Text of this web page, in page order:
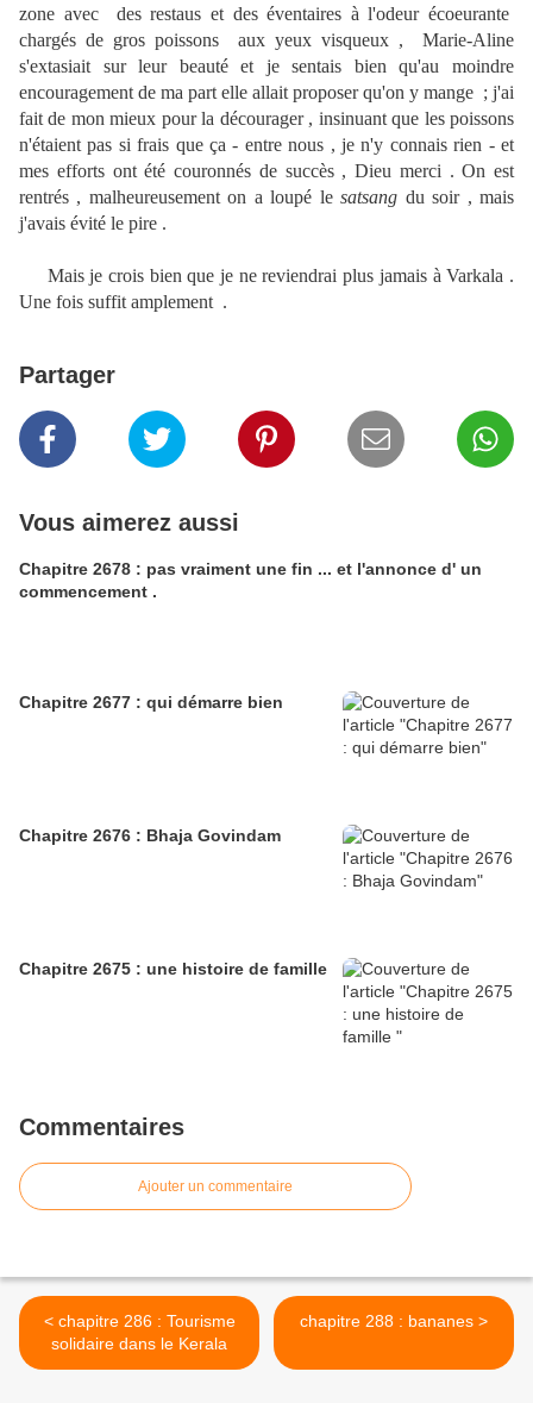
zone avec des restaus et des éventaires à l'odeur écoeurante
chargés de gros poissons aux yeux visqueux , Marie-Aline
s'extasiait sur leur beauté et je sentais bien qu'au moindre
encouragement de ma part elle allait proposer qu'on y mange ; j'ai
fait de mon mieux pour la décourager , insinuant que les poissons
n'étaient pas si frais que ça - entre nous , je n'y connais rien - et
mes efforts ont été couronnés de succès , Dieu merci . On est
rentrés , malheureusement on a loupé lesatsang du soir , mais
j'avais évité le pire .
Mais je crois bien que je ne reviendrai plus jamais à Varkala .
Une fois suffit amplement .
Partager
Vous aimerez aussi
Chapitre 2678 : pas vraiment une fin ... et l'annonce d' un
commencement .
Chapitre 2677 : qui démarre bien
Chapitre 2676 : Bhaja Govindam
Chapitre 2675 : une histoire de famille
Commentaires
Ajouter un commentaire
< chapitre 286 : Tourisme
solidaire dans le Kerala
chapitre 288 : bananes >